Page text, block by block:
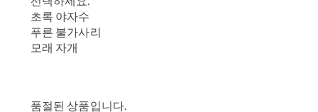
초록 야자수
푸른 불가사리
모래 자개
품절된 상품입니다.